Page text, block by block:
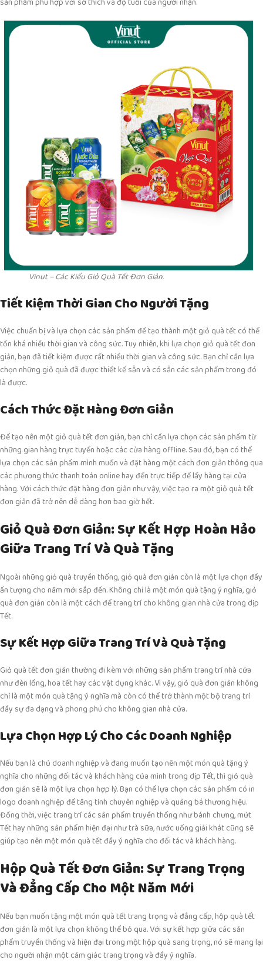
Vinut – Các Kiểu Giỏ Quà Tết Đơn Giản.
Tiết Kiệm Thời Gian Cho Người Tặng
Việc chuẩn bị và lựa chọn các sản phẩm để tạo thành một giỏ quà tết có thể
tốn khá nhiều thời gian và công sức. Tuy nhiên, khi lựa chọn giỏ quà tết đơn
giản, bạn đã tiết kiệm được rất nhiều thời gian và công sức. Bạn chỉ cần lựa
chọn những giỏ quà đã được thiết kế sẵn và có sẵn các sản phẩm trong đó
là được.
Cách Thức Đặt Hàng Đơn Giản
Để tạo nên một giỏ quà tết đơn giản, bạn chỉ cần lựa chọn các sản phẩm từ
những gian hàng trực tuyến hoặc các cửa hàng offline. Sau đó, bạn có thể
lựa chọn các sản phẩm mình muốn và đặt hàng một cách đơn giản thông qua
các phương thức thanh toán online hay đến trực tiếp để lấy hàng tại cửa
hàng. Với cách thức đặt hàng đơn giản như vậy, việc tạo ra một giỏ quà tết
đơn giản đã trở nên dễ dàng hơn bao giờ hết.
Giỏ Quà Đơn Giản: Sự Kết Hợp Hoàn Hảo
Giữa Trang Trí Và Quà Tặng
Ngoài những giỏ quà truyền thống, giỏ quà đơn giản còn là một lựa chọn đầy
ấn tượng cho năm mới sắp đến. Không chỉ là một món quà tặng ý nghĩa, giỏ
quà đơn giản còn là một cách để trang trí cho không gian nhà cửa trong dịp
Tết.
Sự Kết Hợp Giữa Trang Trí Và Quà Tặng
Giỏ quà tết đơn giản thường đi kèm với những sản phẩm trang trí nhà cửa
như đèn lồng, hoa tết hay các vật dụng khác. Vì vậy, giỏ quà đơn giản không
chỉ là một món quà tặng ý nghĩa mà còn có thể trở thành một bộ trang trí
đầy sự đa dạng và phong phú cho không gian nhà cửa.
Lựa Chọn Hợp Lý Cho Các Doanh Nghiệp
Nếu bạn là chủ doanh nghiệp và đang muốn tạo nên một món quà tặng ý
nghĩa cho những đối tác và khách hàng của mình trong dịp Tết, thì giỏ quà
đơn giản sẽ là một lựa chọn hợp lý. Bạn có thể lựa chọn các sản phẩm có in
logo doanh nghiệp để tăng tính chuyên nghiệp và quảng bá thương hiệu.
Đồng thời, việc trang trí các sản phẩm truyền thống như bánh chưng, mứt
Tết hay những sản phẩm hiện đại như trà sữa, nước uống giải khát cũng sẽ
giúp tạo nên một món quà tết đầy ý nghĩa cho đối tác và khách hàng.
Hộp Quà Tết Đơn Giản: Sự Trang Trọng
Và Đẳng Cấp Cho Một Năm Mới
Nếu bạn muốn tặng một món quà tết trang trọng và đẳng cấp, hộp quà tết
đơn giản là một lựa chọn không thể bỏ qua. Với sự kết hợp giữa các sản
phẩm truyền thống và hiện đại trong một hộp quà sang trọng, nó sẽ mang lại
cho người nhận một cảm giác trang trọng và đầy ý nghĩa.